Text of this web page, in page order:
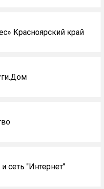
Красноярский край
сеть "Интернет"